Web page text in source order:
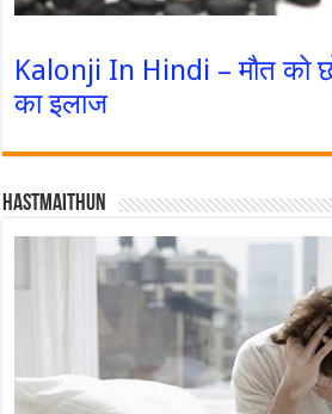
Kalonji In Hindi – मौत को
का इलाज
Hastmaithun